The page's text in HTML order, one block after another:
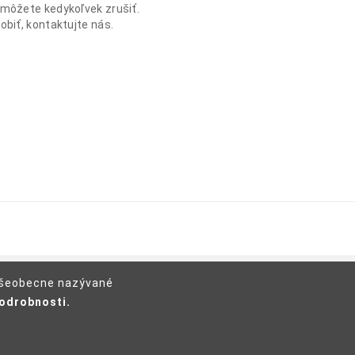
nazývané
kedykoľvek zrušiť.
kontaktujte nás.